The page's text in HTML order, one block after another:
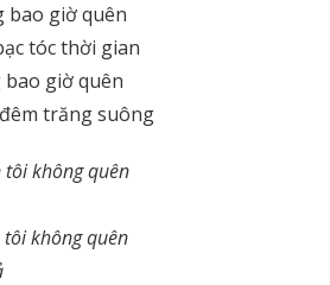
bao giờ quên
tóc thời gian
giờ quên
trăng suông
không quên
không quên